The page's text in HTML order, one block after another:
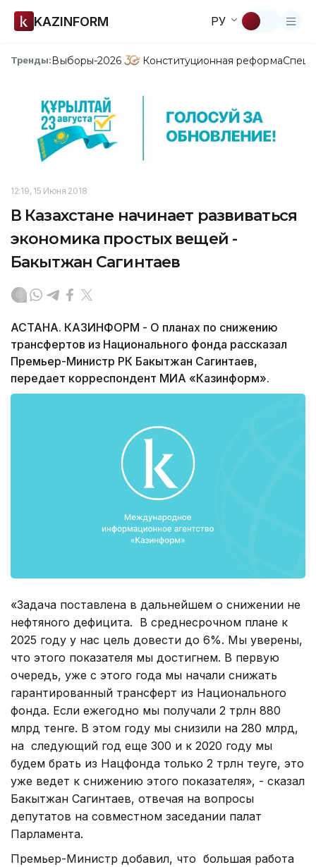
KAZINFORM РУ
Тренды:Выборы-2026 Конституционная реформа
12:19, 15 Июня 2018
В Казахстане начинает развиваться
экономика простых вещей -
Бакытжан Сагинтаев
АСТАНА. КАЗИНФОРМ - О планах по снижению
трансфертов из Национального фонда рассказал
Премьер-Министр РК Бакытжан Сагинтаев,
передает корреспондент МИА «Казинформ».
«Задача поставлена в дальнейшем о снижении не
нефтяного дефицита. В среднесрочном плане к
2025 году у нас цель довести до 6%. Мы уверены,
что этого показателя мы достигнем. В первую
очередь, уже с этого года мы начали снижать
гарантированный трансферт из Национального
фонда. Если ежегодно мы получали 2 трлн 880
млрд тенге. В этом году мы снизили на 280 млрд,
на следующий год еще 300 и к 2020 году мы
будем брать из Нацфонда только 2 трлн теyге, это
уже ведет к снижению этого показателя», - сказал
Бакытжан Сагинтаев, отвечая на вопросы
депутатов на совместном заседании палат
Парламента.
Премьер-Министр добавил, что большая работа